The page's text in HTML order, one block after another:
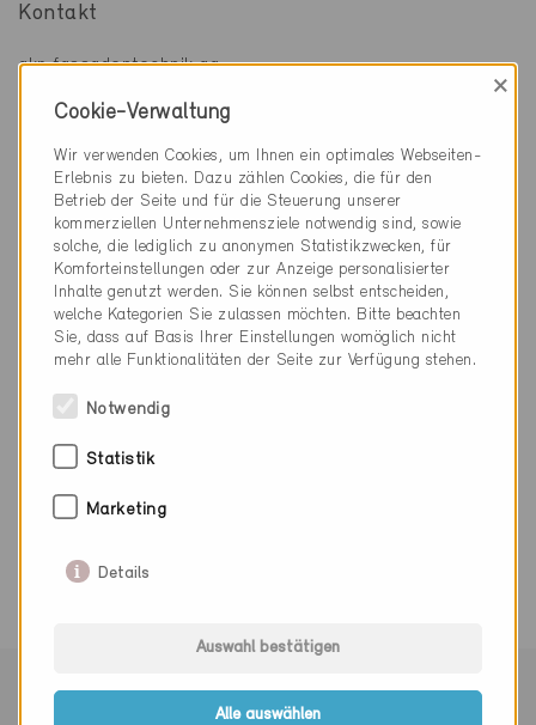
Kontakt
gkp fassadentechnik ag
8355 Aadorf
www.gkpf.ch
Kategorie
Energieplanung
0 Minergie Gebäude (0 Zertifikate)
Mit Minergie vernetzen
Cookie-Verwaltung
×
Wir verwenden Cookies, um Ihnen ein optimales Webseiten-
Erlebnis zu bieten. Dazu zählen Cookies, die für den
Betrieb der Seite und für die Steuerung unserer
kommerziellen Unternehmensziele notwendig sind, sowie
solche, die lediglich zu anonymen Statistikzwecken, für
Komforteinstellungen oder zur Anzeige personalisierter
Inhalte genutzt werden. Sie können selbst entscheiden,
welche Kategorien Sie zulassen möchten. Bitte beachten
Sie, dass auf Basis Ihrer Einstellungen womöglich nicht
mehr alle Funktionalitäten der Seite zur Verfügung stehen.
Notwendig
Statistik
Marketing
Details
Auswahl bestätigen
Alle auswählen